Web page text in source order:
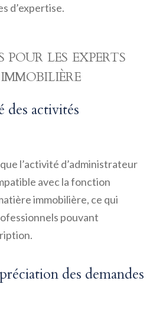
d’expertise.
pour les experts
activités
l’activité d’administrateur
avec la fonction
immobilière, ce qui
pouvant
des demandes